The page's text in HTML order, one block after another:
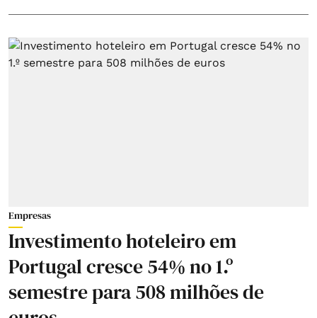
Empresas
Investimento hoteleiro em
Portugal cresce 54% no 1.º
semestre para 508 milhões de